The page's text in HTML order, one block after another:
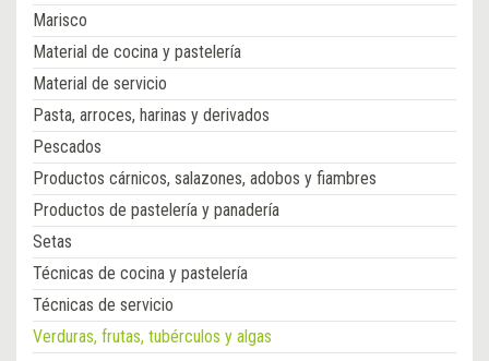
Marisco
Material de cocina y pastelería
Material de servicio
Pasta, arroces, harinas y derivados
Pescados
Productos cárnicos, salazones, adobos y fiambres
Productos de pastelería y panadería
Setas
Técnicas de cocina y pastelería
Técnicas de servicio
Verduras, frutas, tubérculos y algas